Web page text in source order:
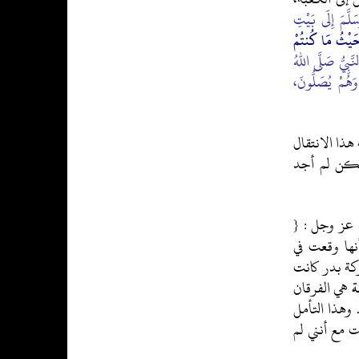
إِلَى بَيْتِ
مَا كُنتُمْ
صَلَّى اللهُ
يُصَلُّونَ،
الانتقال
لم أجد
عز وجل : {
41]. أنها وقعت في
بدر كانت
هي الفرقان
وهذا التأمل
مع أنني لم